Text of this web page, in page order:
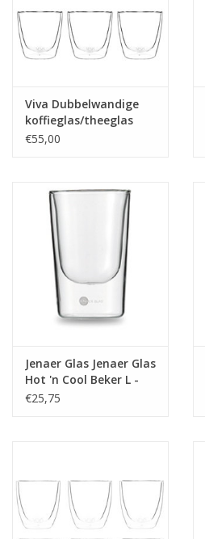
Viva Dubbelwandige
koffieglas/theeglas
Viva 220ml . 6 stuks
€55,00
Jenaer Glas Jenaer Glas
Hot 'n Cool Beker L -
0.15Ltr - Set 2 stuks
€25,75